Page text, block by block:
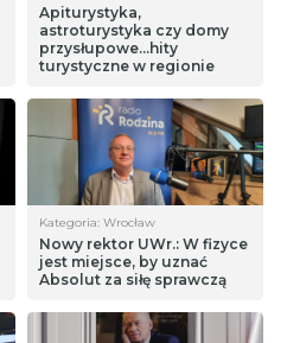
Apiturystyka,
astroturystyka czy domy
przysłupowe…hity
turystyczne w regionie
Kategoria: Wrocław
Nowy rektor UWr.: W fizyce
jest miejsce, by uznać
Absolut za siłę sprawczą